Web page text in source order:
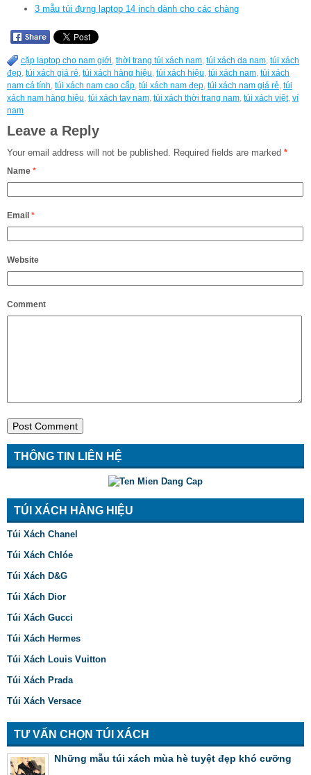
3 mẫu túi đựng laptop 14 inch dành cho các chàng
cặp laptop cho nam giới, thời trang túi xách nam, túi xách da nam, túi xách
đẹp, túi xách giá rẻ, túi xách hàng hiệu, túi xách hiệu, túi xách nam, túi xách
nam cá tính, túi xách nam cao cấp, túi xách nam đẹp, túi xách nam giá rẻ, túi
xách nam hàng hiệu, túi xách tay nam, túi xách thời trang nam, túi xách việt, ví
nam
Leave a Reply
Your email address will not be published. Required fields are marked *
Name *
Email *
Website
Comment
THÔNG TIN LIÊN HỆ
TÚI XÁCH HÀNG HIỆU
Túi Xách Chanel
Túi Xách Chlóe
Túi Xách D&G
Túi Xách Dior
Túi Xách Gucci
Túi Xách Hermes
Túi Xách Louis Vuitton
Túi Xách Prada
Túi Xách Versace
TƯ VẤN CHỌN TÚI XÁCH
Những mẫu túi xách mùa hè tuyệt đẹp khó cưỡng